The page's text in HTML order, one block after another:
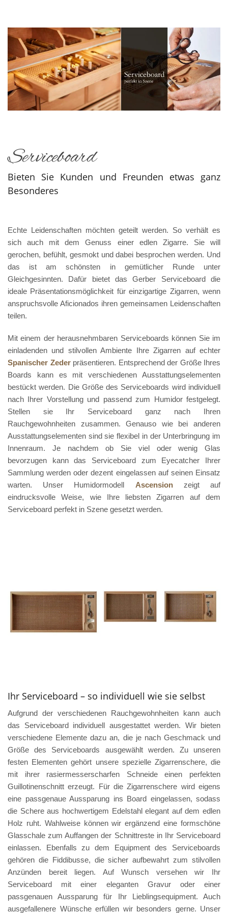
Serviceboard
Bieten Sie Kunden und Freunden etwas ganz
Besonderes
Echte Leidenschaften möchten geteilt werden. So verhält es
sich auch mit dem Genuss einer edlen Zigarre. Sie will
gerochen, befühlt, gesmokt und dabei besprochen werden. Und
das ist am schönsten in gemütlicher Runde unter
Gleichgesinnten. Dafür bietet das Gerber Serviceboard die
ideale Präsentationsmöglichkeit für einzigartige Zigarren, wenn
anspruchsvolle Aficionados ihren gemeinsamen Leidenschaften
teilen.
Mit einem der herausnehmbaren Serviceboards können Sie im
einladenden und stilvollen Ambiente Ihre Zigarren auf echter
Spanischer Zederpräsentieren. Entsprechend der Größe Ihres
Boards kann es mit verschiedenen Ausstattungselementen
bestückt werden. Die Größe des Serviceboards wird individuell
nach Ihrer Vorstellung und passend zum Humidor festgelegt.
Stellen sie Ihr Serviceboard ganz nach Ihren
Rauchgewohnheiten zusammen. Genauso wie bei anderen
Ausstattungselementen sind sie flexibel in der Unterbringung im
Innenraum. Je nachdem ob Sie viel oder wenig Glas
bevorzugen kann das Serviceboard zum Eyecatcher Ihrer
Sammlung werden oder dezent eingelassen auf seinen Einsatz
warten. Unser Humidormodell Ascensionzeigt auf
eindrucksvolle Weise, wie Ihre liebsten Zigarren auf dem
Serviceboard perfekt in Szene gesetzt werden.
Ihr Serviceboard – so individuell wie sie selbst
Aufgrund der verschiedenen Rauchgewohnheiten kann auch
das Serviceboard individuell ausgestattet werden. Wir bieten
verschiedene Elemente dazu an, die je nach Geschmack und
Größe des Serviceboards ausgewählt werden. Zu unseren
festen Elementen gehört unsere spezielle Zigarrenschere, die
mit ihrer rasiermesserscharfen Schneide einen perfekten
Guillotinenschnitt erzeugt. Für die Zigarrenschere wird eigens
eine passgenaue Aussparung ins Board eingelassen, sodass
die Schere aus hochwertigem Edelstahl elegant auf dem edlen
Holz ruht. Wahlweise können wir ergänzend eine formschöne
Glasschale zum Auffangen der Schnittreste in Ihr Serviceboard
einlassen. Ebenfalls zu dem Equipment des Serviceboards
gehören die Fiddibusse, die sicher aufbewahrt zum stilvollen
Anzünden bereit liegen. Auf Wunsch versehen wir Ihr
Serviceboard mit einer eleganten Gravur oder einer
passgenauen Aussparung für Ihr Lieblingsequipment. Auch
ausgefallenere Wünsche erfüllen wir besonders gerne. Unser